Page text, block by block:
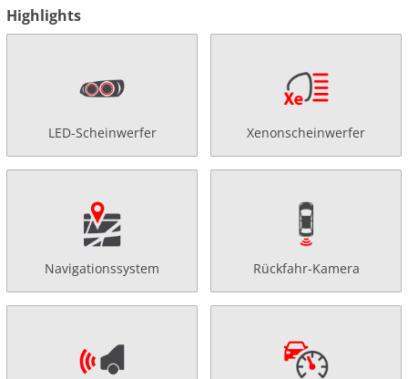
Highlights
LED-Scheinwerfer Xenonscheinwerfer
Navigationssystem Rückfahr-Kamera